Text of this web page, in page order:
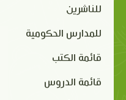
للناشرين
للمدارس الحكومية
قائمة الكتب
قائمة الدروس